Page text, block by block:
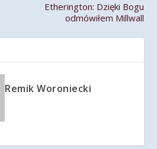
Etherington: Dzięki Bogu
odmówiłem Millwall
Remik Woroniecki